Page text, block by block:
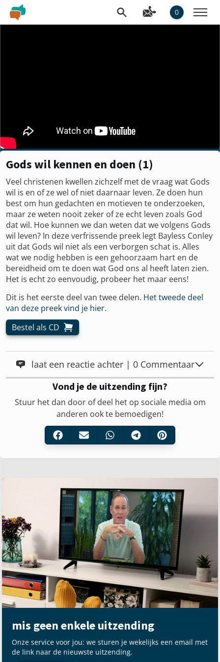
0
Gods wil kennen en doen (1)
Veel christenen kwellen zichzelf met de vraag wat Gods
wil is en of ze wel of niet daarnaar leven. Ze doen hun
best om hun gedachten en motieven te onderzoeken,
maar ze weten nooit zeker of ze echt leven zoals God
dat wil. Hoe kunnen we dan weten dat we volgens Gods
wil leven? In deze verfrissende preek legt Bayless Conley
uit dat Gods wil niet als een verborgen schat is. Alles
wat we nodig hebben is een gehoorzaam hart en de
bereidheid om te doen wat God ons al heeft laten zien.
Het is echt zo eenvoudig, probeer het maar eens!
Dit is het eerste deel van twee delen. Het tweede deel
van deze preek vind je hier.
Bestel als CD
laat een reactie achter | 0 Commentaar
Vond je de uitzending fijn?
Stuur het dan door of deel het op sociale media om
anderen ook te bemoedigen!
mis geen enkele uitzending
Onze service voor jou: we sturen je wekelijks een email met
de link naar de nieuwste uitzending.